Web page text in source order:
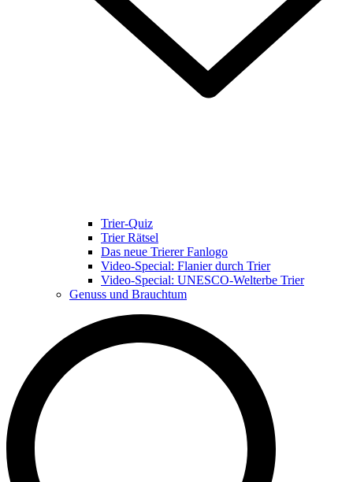
Trier-Quiz
Trier Rätsel
Das neue Trierer Fanlogo
Video-Special: Flanier durch Trier
Video-Special: UNESCO-Welterbe Trier
Genuss und Brauchtum